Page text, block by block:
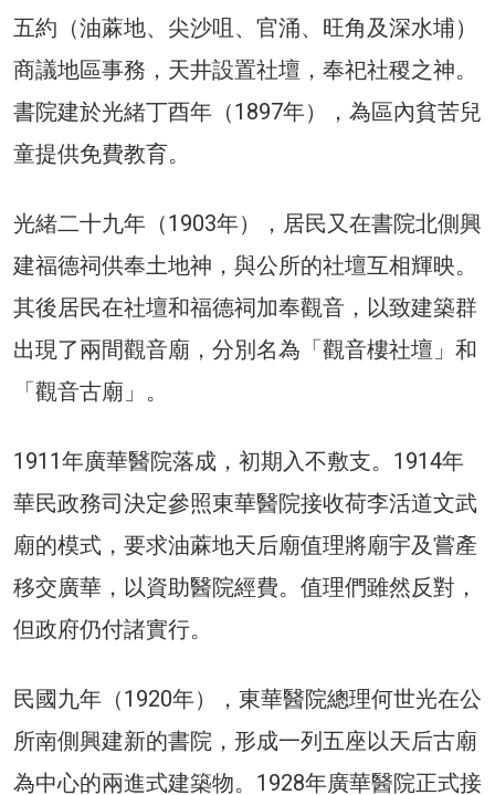
五約（油蔴地、尖沙咀、官涌、旺角及深水埔）
商議地區事務，天井設置社壇，奉祀社稷之神。
書院建於光緒丁酉年（1897年），為區內貧苦兒
童提供免費教育。
光緒二十九年（1903年），居民又在書院北側興
建福德祠供奉土地神，與公所的社壇互相輝映。
其後居民在社壇和福德祠加奉觀音，以致建築群
出現了兩間觀音廟，分別名為「觀音樓社壇」和
「觀音古廟」。
1911年廣華醫院落成，初期入不敷支。1914年
華民政務司決定參照東華醫院接收荷李活道文武
廟的模式，要求油蔴地天后廟值理將廟宇及嘗產
移交廣華，以資助醫院經費。值理們雖然反對，
但政府仍付諸實行。
民國九年（1920年），東華醫院總理何世光在公
所南側興建新的書院，形成一列五座以天后古廟
為中心的兩進式建築物。1928年廣華醫院正式接